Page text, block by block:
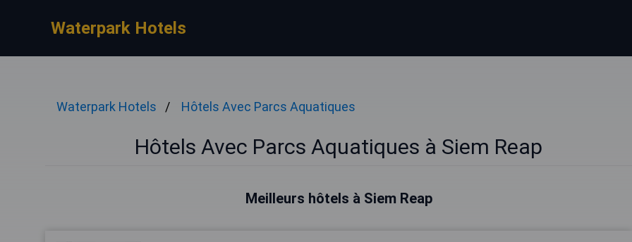
Waterpark Hotels
Waterpark Hotels Hôtels Avec Parcs Aquatiques
Hôtels Avec Parcs Aquatiques à Siem Reap
Meilleurs hôtels à Siem Reap